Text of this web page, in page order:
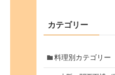
カテゴリー
料理別カテゴリー